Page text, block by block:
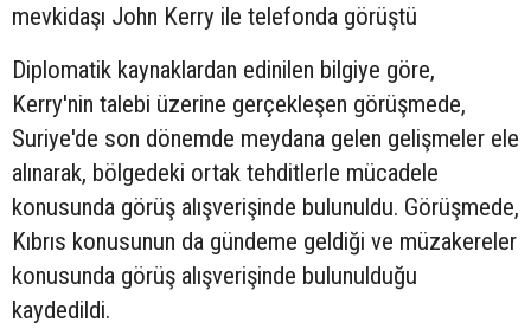
mevkidaşı John Kerry ile telefonda görüştü
Diplomatik kaynaklardan edinilen bilgiye göre,
Kerry'nin talebi üzerine gerçekleşen görüşmede,
Suriye'de son dönemde meydana gelen gelişmeler ele
alınarak, bölgedeki ortak tehditlerle mücadele
konusunda görüş alışverişinde bulunuldu. Görüşmede,
Kıbrıs konusunun da gündeme geldiği ve müzakereler
konusunda görüş alışverişinde bulunulduğu
kaydedildi.